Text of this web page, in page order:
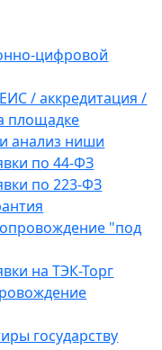
цифровой
/ аккредитация /
площадке
анализ ниши
по 44-ФЗ
по 223-ФЗ
"под
на ТЭК-Торг
государству